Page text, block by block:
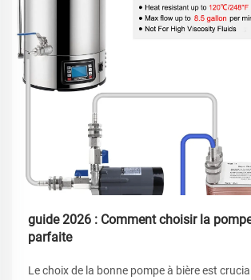
guide 2026 : Comment choisir la
parfaite
Le choix de la bonne pompe à bière est